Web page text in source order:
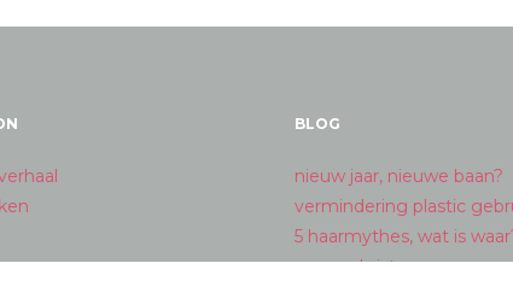
BLOG
nieuw jaar, nieuwe baan?
vermindering plastic
5 haarmythes, wat is
merry christmas